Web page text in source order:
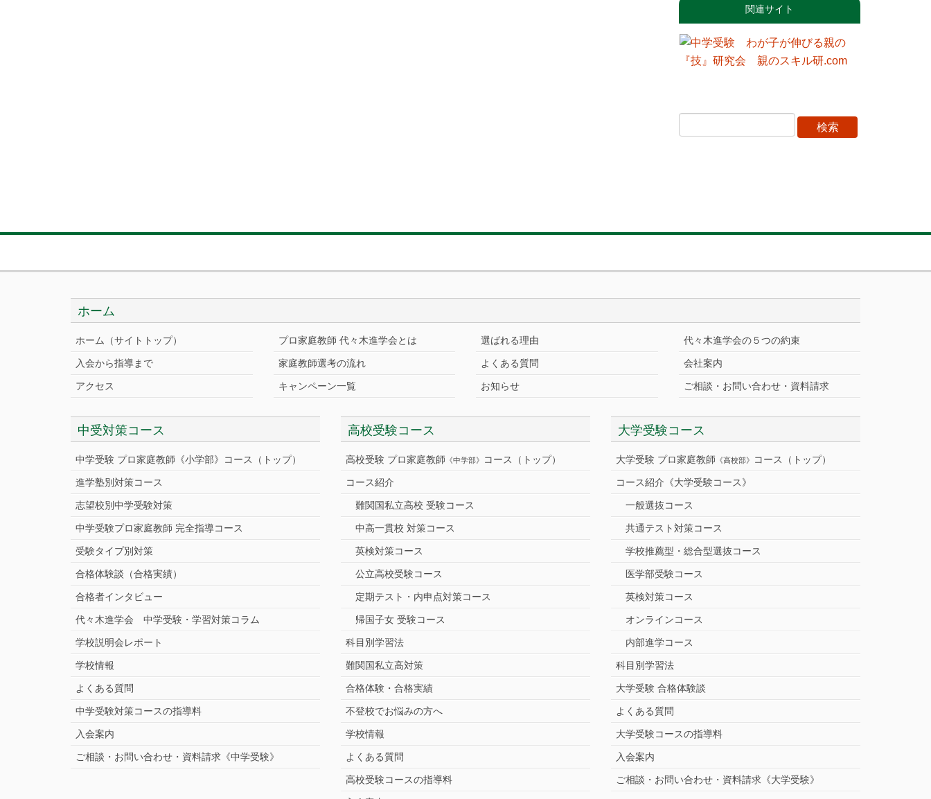
関連サイト
ホーム
ホーム（サイトトップ） プロ家庭教師 代々木進学会とは 選ばれる理由 代々木進学会の５つの約束
入会から指導まで 家庭教師選考の流れ よくある質問 会社案内
アクセス キャンペーン一覧 お知らせ ご相談・お問い合わせ・資料請求
中受対策コース
中学受験 プロ家庭教師《小学部》 コース （トップ）
進学塾別対策コース
志望校別中学受験対策
中学受験プロ家庭教師 完全指導コース
受験タイプ別対策
合格体験談（合格実績）
合格者インタビュー
代々木進学会 中学受験・学習対策コラム
学校説明会レポート
学校情報
よくある質問
中学受験対策コースの指導料
入会案内
ご相談・お問い合わせ・資料請求《中学受験》
高校受験コース
高校受験 プロ家庭教師 《中学部》 コース（トップ）
コース紹介
難関国私立高校 受験コース
中高一貫校 対策コース
英検対策コース
公立高校受験コース
定期テスト・内申点対策コース
帰国子女 受験コース
科目別学習法
難関国私立高対策
合格体験・合格実績
不登校でお悩みの方へ
学校情報
よくある質問
高校受験コースの指導料
大学受験コース
大学受験 プロ家庭教師 《高校部》 コース（トップ）
コース紹介《大学受験コース》
一般選抜コース
共通テスト対策コース
学校推薦型・総合型選抜コース
医学部受験コース
英検対策コース
オンラインコース
内部進学コース
科目別学習法
大学受験 合格体験談
よくある質問
大学受験コースの指導料
入会案内
ご相談・お問い合わせ・資料請求《大学受験》